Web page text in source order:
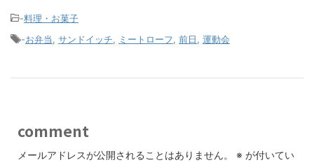
-料理・お菓子
-お弁当 サンドイッチ ミートローフ 前日 運動会
comment
メールアドレスが公開されることはありません。 ※ が付いてい